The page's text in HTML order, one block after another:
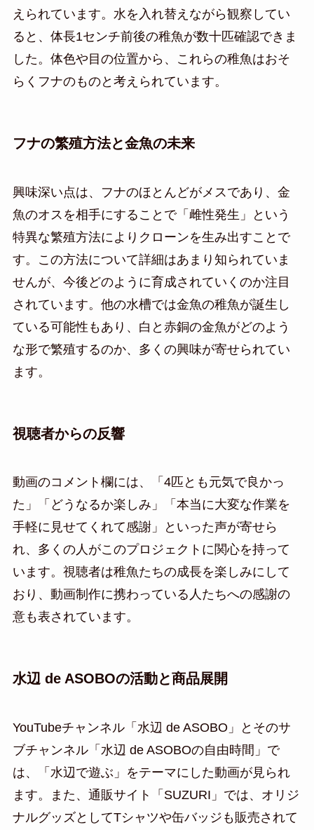
えられています。水を入れ替えながら観察してい
ると、体長1センチ前後の稚魚が数十匹確認できま
した。体色や目の位置から、これらの稚魚はおそ
らくフナのものと考えられています。
フナの繁殖方法と金魚の未来
興味深い点は、フナのほとんどがメスであり、金
魚のオスを相手にすることで「雌性発生」という
特異な繁殖方法によりクローンを生み出すことで
す。この方法について詳細はあまり知られていま
せんが、今後どのように育成されていくのか注目
されています。他の水槽では金魚の稚魚が誕生し
ている可能性もあり、白と赤銅の金魚がどのよう
な形で繁殖するのか、多くの興味が寄せられてい
ます。
視聴者からの反響
動画のコメント欄には、「4匹とも元気で良かっ
た」「どうなるか楽しみ」「本当に大変な作業を
手軽に見せてくれて感謝」といった声が寄せら
れ、多くの人がこのプロジェクトに関心を持って
います。視聴者は稚魚たちの成長を楽しみにして
おり、動画制作に携わっている人たちへの感謝の
意も表されています。
水辺 de ASOBOの活動と商品展開
YouTubeチャンネル「水辺 de ASOBO」とそのサ
ブチャンネル「水辺 de ASOBOの自由時間」で
は、「水辺で遊ぶ」をテーマにした動画が見られ
ます。また、通販サイト「SUZURI」では、オリジ
ナルグッズとしてTシャツや缶バッジも販売されて